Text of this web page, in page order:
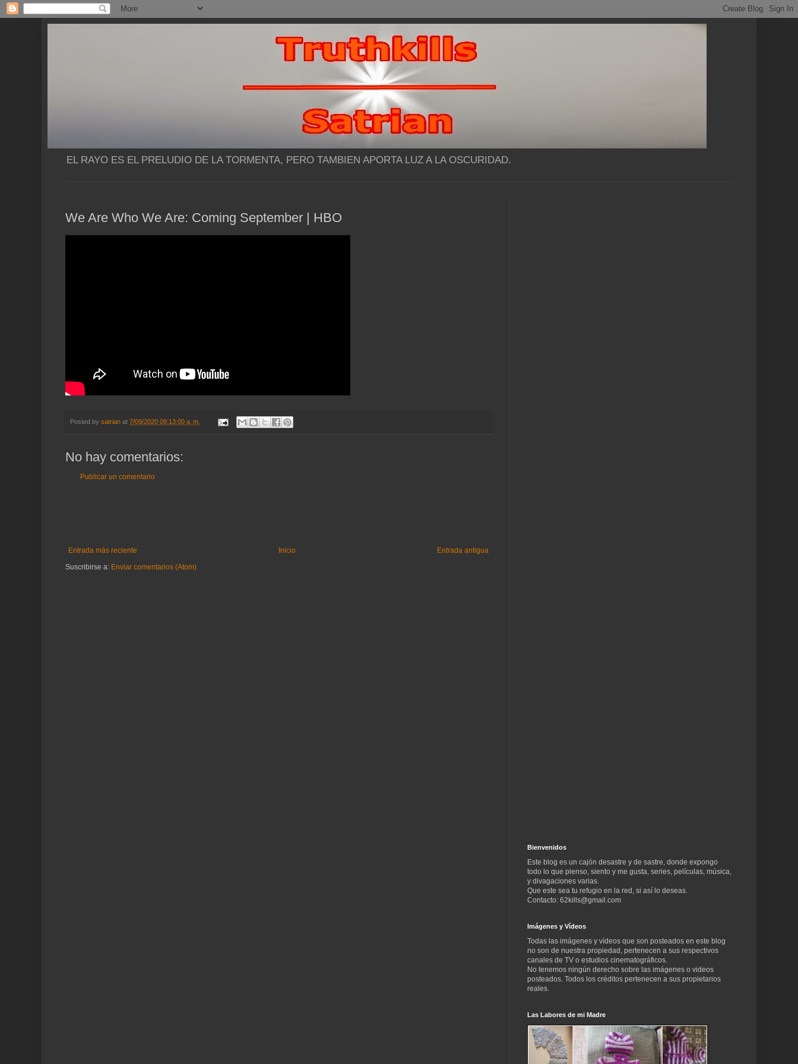
EL RAYO ES EL PRELUDIO DE LA TORMENTA, PERO TAMBIEN APORTA LUZ A LA OSCURIDAD.
We Are Who We Are: Coming September | HBO
Posted by satrian at 7/09/2020 09:13:00 a. m.
No hay comentarios:
Publicar un comentario
Entrada más reciente Entrada antigua
Inicio
Suscribirse a: Enviar comentarios (Atom)
Bienvenidos
Este blog es un cajón desastre y de sastre, donde expongo
todo lo que pienso, siento y me gusta, series, películas, música,
y divagaciones varias.
Que este sea tu refugio en la red, si así lo deseas.
Contacto: 62kills@gmail.com
Imágenes y Vídeos
Todas las imágenes y vídeos que son posteados en este blog
no son de nuestra propiedad, pertenecen a sus respectivos
canales de TV o estudios cinematográficos.
No tenemos ningún derecho sobre las imágenes o videos
posteados. Todos los créditos pertenecen a sus propietarios
reales.
Las Labores de mi Madre